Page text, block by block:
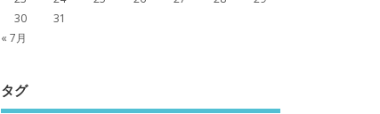
30
31
« 7月
タグ